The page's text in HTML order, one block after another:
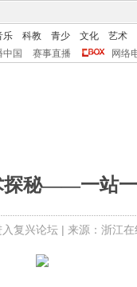
乐 科教 青少 文化
艺术
中国 赛事直播 网络
探秘――一站
入复兴论坛| 来源：浙江